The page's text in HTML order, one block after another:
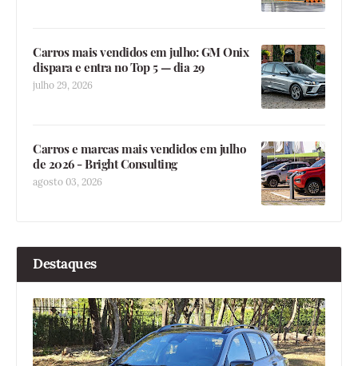
Carros mais vendidos em julho: GM Onix
dispara e entra no Top 5 — dia 29
julho 29, 2026
Carros e marcas mais vendidos em julho
de 2026 - Bright Consulting
agosto 03, 2026
Destaques